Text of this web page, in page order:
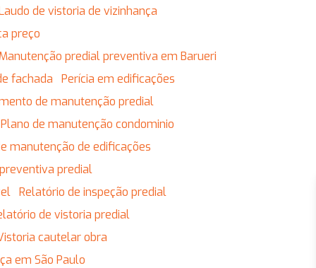
Laudo de vistoria de vizinhança
preço
Manutenção predial preventiva em Barueri
fachada
Perícia em edificações
de manutenção predial
Plano de manutenção condominio
manutenção de edificações
predial
Relatório de inspeção predial
de vistoria predial
Vistoria cautelar obra
em São Paulo